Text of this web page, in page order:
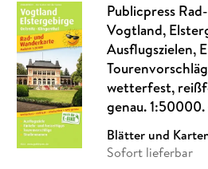
Publicpress
Vogtland,
Ausflugszielen,
wetterfest,
genau.
Blätter und
Sofort lieferbar